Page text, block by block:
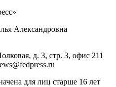
Александровна
д. 3, стр. 3, офис 211
для лиц старше 16 лет